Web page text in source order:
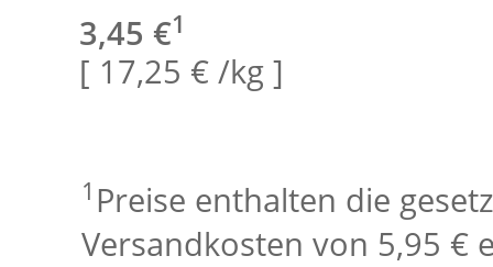
3,45 €1
[ 17,25 € /kg ]
1 Preise enthalten die
Versandkosten von 5,95 €